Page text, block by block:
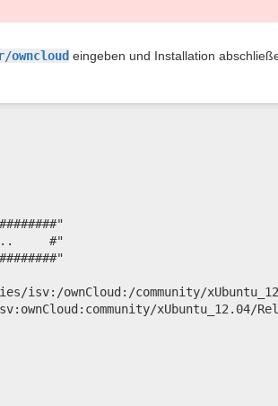
eingeben und Installation
#"
isv:/ownCloud:/community/
xUbuntu_12.04/